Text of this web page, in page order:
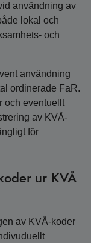
användning av
lokal och
och
användning
ordinerade FaR.
och eventuellt
av KVÅ-
för
ur KVÅ
av KVÅ-koder